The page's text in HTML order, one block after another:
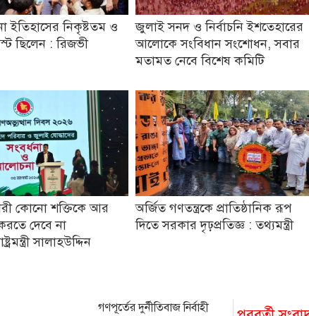
ইতিহাসের নিকৃষ্টতম ও
ছিলেন : রিজভী
জুলাই সনদ ও নির্বাচনি ইশতেহারের
আলোকে সংবিধান সংশোধন, সবার
মতামত নেবে বিশেষ কমিটি
কোনো শক্তিকে আর
দেবে না
সালাহউদ্দিন
অর্জিত গণতন্ত্রকে প্রাতিষ্ঠানিক রূপ
দিতে সরকার দৃঢ়প্রতিজ্ঞ : তথ্যমন্ত্রী
গণপূর্তের দুর্নীতিবাজ নির্বাহী